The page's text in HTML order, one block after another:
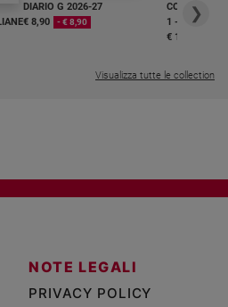
DIARIO G 2026-27
€ 8,90
- € 8,90
COLLANA
1 - 2
€ 18,50
❯
Visualizza tutte le collection
NOTE LEGALI
PRIVACY POLICY